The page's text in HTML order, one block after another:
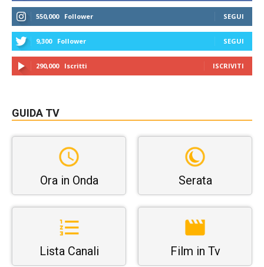
550,000 Follower SEGUI
9,300 Follower SEGUI
290,000 Iscritti ISCRIVITI
GUIDA TV
Ora in Onda Serata
Lista Canali Film in Tv